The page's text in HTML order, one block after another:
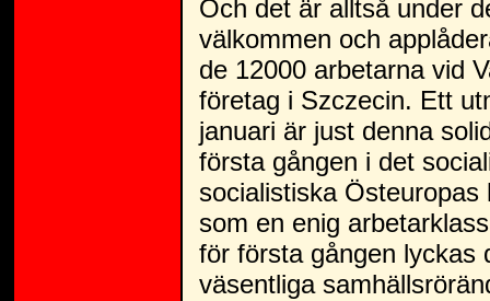
Och det är alltså under
välkommen och
de 12000 arbetarna vid
företag i Szczecin. Ett
januari är just denna
första gången i det
socialistiska
som en enig
för första gången lyckas
väsentliga